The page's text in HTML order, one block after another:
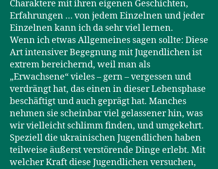
Charaktere mit ihren eigenen Geschichten,
Erfahrungen … von jedem Einzelnen und jeder
Einzelnen kann ich da sehr viel lernen.
Wenn ich etwas Allgemeines sagen sollte: Diese
Art intensiver Begegnung mit Jugendlichen ist
extrem bereichernd, weil man als
„Erwachsene“ vieles – gern – vergessen und
verdrängt hat, das einen in dieser Lebensphase
beschäftigt und auch geprägt hat. Manches
nehmen sie scheinbar viel gelassener hin, was
wir vielleicht schlimm finden, und umgekehrt.
Speziell die ukrainischen Jugendlichen haben
teilweise äußerst verstörende Dinge erlebt. Mit
welcher Kraft diese Jugendlichen versuchen,